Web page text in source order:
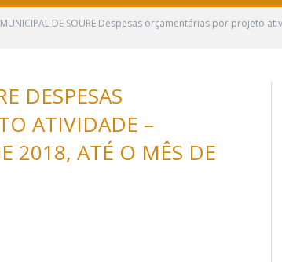
MUNICIPAL DE SOURE Despesas orçamentárias por projeto
DESPESAS
ATIVIDADE –
2018, ATÉ O MÊS DE